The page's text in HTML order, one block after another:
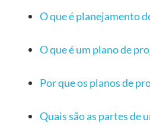
O que é planejamento
O que é um plano de
Por que os planos de
Quais são as partes de